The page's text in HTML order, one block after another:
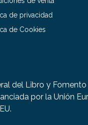
de privacidad
de Cookies
del Libro y
por la Unión